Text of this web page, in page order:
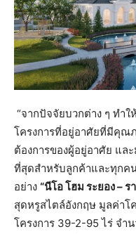
“จากปัจจัยบวกต่าง ๆ ทำ
โครงการที่อยู่อาศัยที่มีคุณ
ต้องการของผู้อยู่อาศัย แล
ที่สุดสำหรับลูกค้าและทุกค
อย่าง “นีโอ โฮม ระยอง –
สุดหรูสไตล์อังกฤษ มูลค่าโ
โครงการ 39-2-95 ไร่ จำ